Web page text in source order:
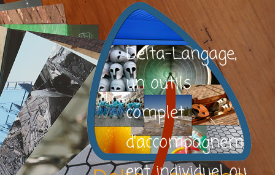
Delta-Langage,
un outils
complet
d’accompagnem